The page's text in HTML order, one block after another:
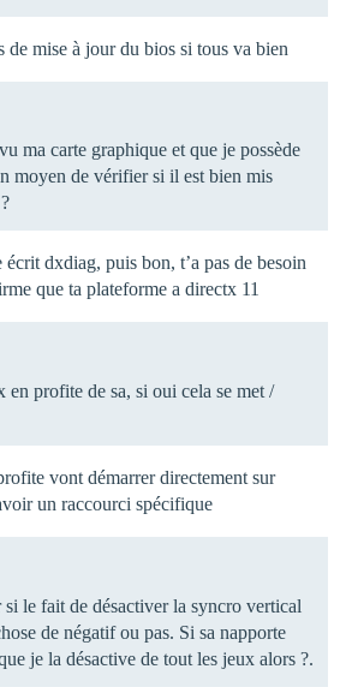
de mise à jour du bios si tous va bien
ma carte graphique et que je possède
moyen de vérifier si il est bien mis
écrit dxdiag, puis bon, t’a pas de besoin
que ta plateforme a directx 11
en profite de sa, si oui cela se met /
vont démarrer directement sur
un raccourci spécifique
le fait de désactiver la syncro vertical
de négatif ou pas. Si sa napporte
je la désactive de tout les jeux alors ?.